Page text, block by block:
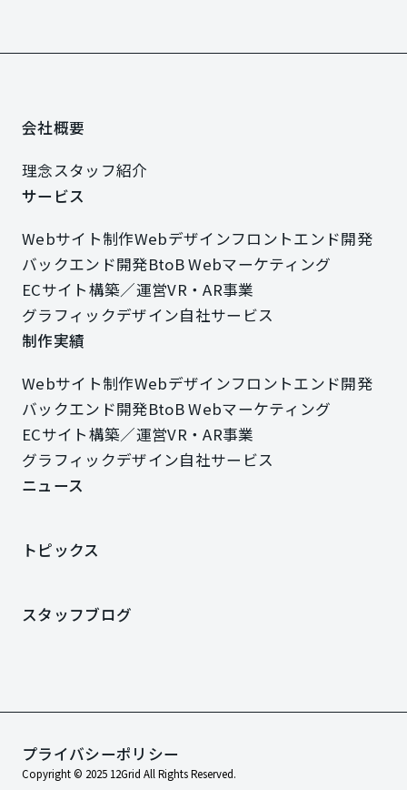
会社概要
理念
理念
スタッフ紹介
スタッフ紹介
サービス
Webサイト制作
Webサイト制作
Webデザイン
Webデザイン
フロントエンド開発
フロントエンド開発
バックエンド開発
バックエンド開発
BtoB Webマーケティング
BtoB Webマーケティング
ECサイト構築／運営
ECサイト構築／運営
VR・AR事業
VR・AR事業
グラフィックデザイン
グラフィックデザイン
自社サービス
制作実績
Webサイト制作
Webサイト制作
Webデザイン
Webデザイン
フロントエンド開発
フロントエンド開発
バックエンド開発
バックエンド開発
BtoB Webマーケティング
BtoB Webマーケティング
ECサイト構築／運営
ECサイト構築／運営
VR・AR事業
VR・AR事業
グラフィックデザイン
グラフィックデザイン
自社サービス
ニュース
トピックス
スタッフブログ
プライバシーポリシー
プライバシーポリシー
Copyright © 2025 12Grid All Rights Reserved.